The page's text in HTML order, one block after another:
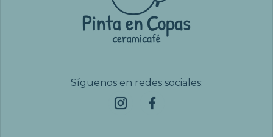
Síguenos en redes sociales: